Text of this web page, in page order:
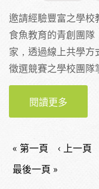
邀請經驗豐富之學
食魚教育的青創團
家，透過線上共學
徵選競賽之學校團隊
閱讀更多
賽工作坊
頁面
« 第一頁 ‹ 上一頁
最後一頁 »